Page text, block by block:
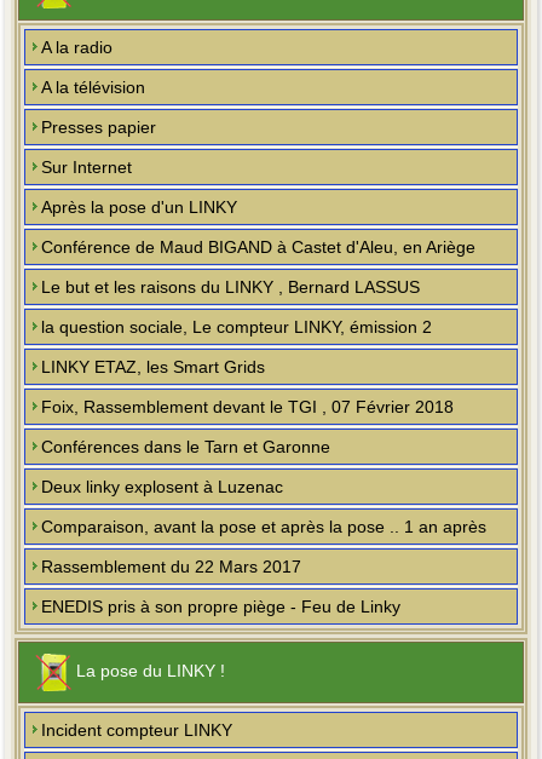
A la radio
A la télévision
Presses papier
Sur Internet
Après la pose d'un LINKY
Conférence de Maud BIGAND à Castet d'Aleu, en Ariège
Le but et les raisons du LINKY , Bernard LASSUS
la question sociale, Le compteur LINKY, émission 2
LINKY ETAZ, les Smart Grids
Foix, Rassemblement devant le TGI , 07 Février 2018
Conférences dans le Tarn et Garonne
Deux linky explosent à Luzenac
Comparaison, avant la pose et après la pose .. 1 an après
Rassemblement du 22 Mars 2017
ENEDIS pris à son propre piège - Feu de Linky
La pose du LINKY !
Incident compteur LINKY